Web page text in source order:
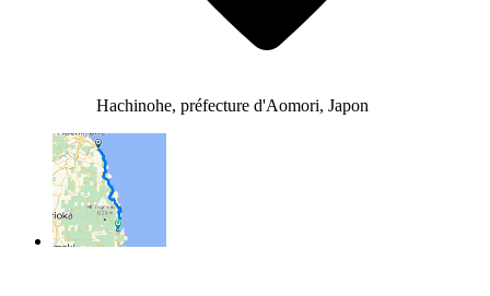
Hachinohe, préfecture d'Aomori, Japon